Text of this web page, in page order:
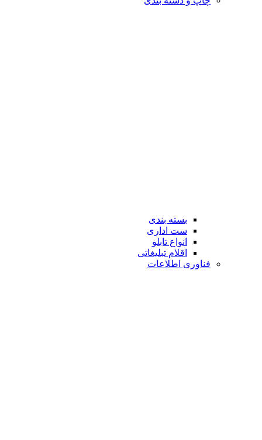
بسته بندی
ست اداری
انواع تابلو
اقلام تبلیغاتی
فناوری اطلاعات